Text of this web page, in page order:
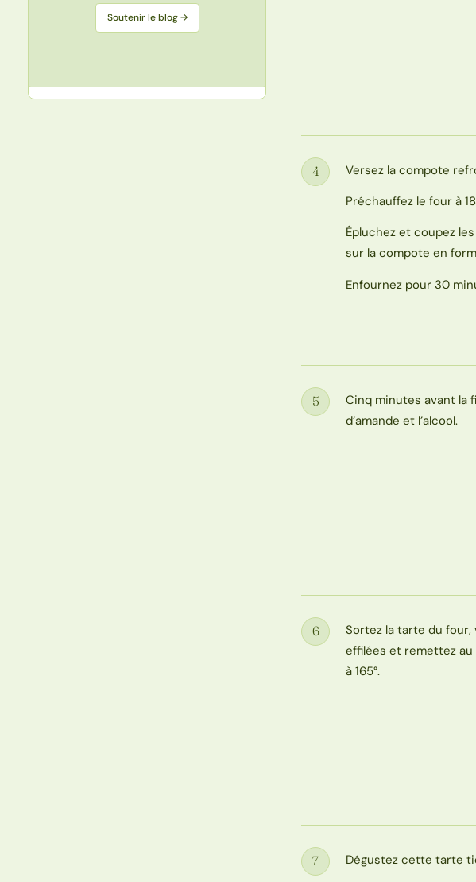
Soutenir le blog →
Étape
4
Versez la compote
Préchauffez le four à
Épluchez et coupez
sur la compote en
Enfournez pour 30
Étape
5
Cinq minutes avant la
d’amande et l’alcool.
Étape
6
Sortez la tarte du four,
effilées et remettez
à 165°.
Étape
7
Dégustez cette tarte